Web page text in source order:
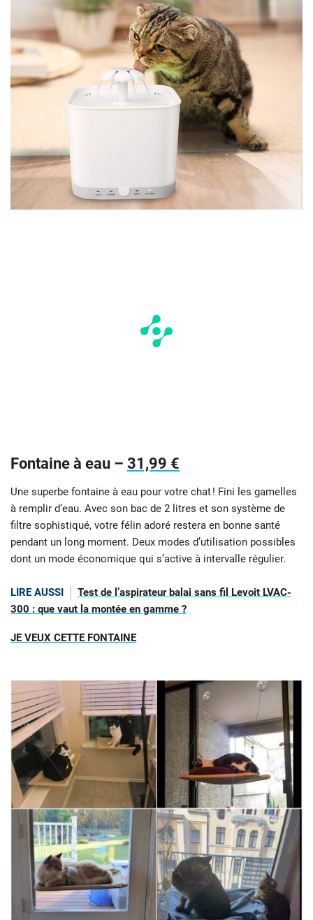
Fontaine à eau – 31,99 €
Une superbe fontaine à eau pour votre chat ! Fini les gamelles
à remplir d’eau. Avec son bac de 2 litres et son système de
filtre sophistiqué, votre félin adoré restera en bonne santé
pendant un long moment. Deux modes d’utilisation possibles
dont un mode économique qui s’active à intervalle régulier.
LIRE AUSSI
Test de l’aspirateur balai sans fil Levoit LVAC-
300 : que vaut la montée en gamme ?
JE VEUX CETTE FONTAINE